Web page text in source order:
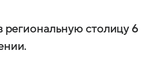
региональную столицу 6